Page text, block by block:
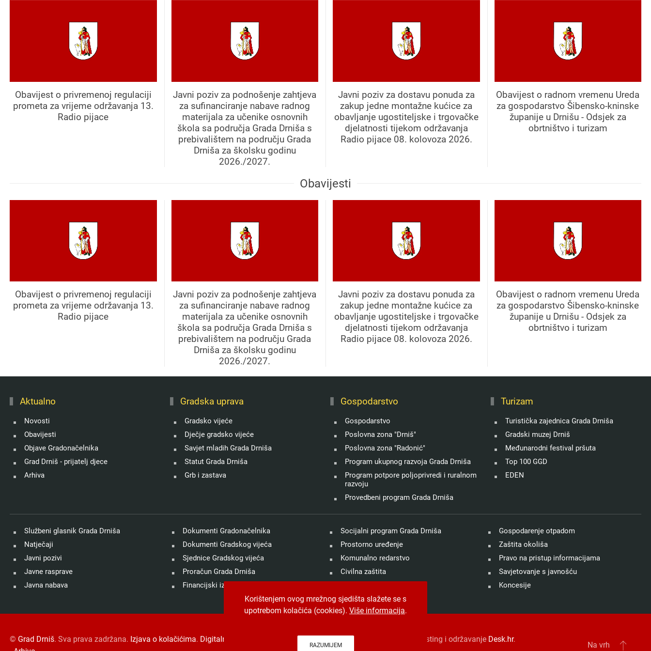
Obavijest o privremenoj regulaciji
prometa za vrijeme održavanja 13.
Radio pijace
Javni poziv za podnošenje zahtjeva
za sufinanciranje nabave radnog
materijala za učenike osnovnih
škola sa područja Grada Drniša s
prebivalištem na području Grada
Drniša za školsku godinu
2026./2027.
Javni poziv za dostavu ponuda za
zakup jedne montažne kućice za
obavljanje ugostiteljske i trgovačke
djelatnosti tijekom održavanja
Radio pijace 08. kolovoza 2026.
Obavijest o radnom vremenu Ureda
za gospodarstvo Šibensko-kninske
županije u Drnišu - Odsjek za
obrtništvo i turizam
Obavijesti
Obavijest o privremenoj regulaciji
prometa za vrijeme održavanja 13.
Radio pijace
Javni poziv za podnošenje zahtjeva
za sufinanciranje nabave radnog
materijala za učenike osnovnih
škola sa područja Grada Drniša s
prebivalištem na području Grada
Drniša za školsku godinu
2026./2027.
Javni poziv za dostavu ponuda za
zakup jedne montažne kućice za
obavljanje ugostiteljske i trgovačke
djelatnosti tijekom održavanja
Radio pijace 08. kolovoza 2026.
Obavijest o radnom vremenu Ureda
za gospodarstvo Šibensko-kninske
županije u Drnišu - Odsjek za
obrtništvo i turizam
Aktualno
Novosti
Obavijesti
Objave Gradonačelnika
Grad Drniš - prijatelj djece
Arhiva
Gradska uprava
Gradsko vijeće
Dječje gradsko vijeće
Savjet mladih Grada Drniša
Statut Grada Drniša
Grb i zastava
Gospodarstvo
Gospodarstvo
Poslovna zona "Drniš"
Poslovna zona "Radonić"
Program ukupnog razvoja Grada Drniša
Program potpore poljoprivredi i ruralnom
razvoju
Provedbeni program Grada Drniša
Turizam
Turistička zajednica Grada Drniša
Gradski muzej Drniš
Međunarodni festival pršuta
Top 100 GGD
EDEN
Službeni glasnik Grada Drniša
Natječaji
Javni pozivi
Javne rasprave
Javna nabava
Dokumenti Gradonačelnika
Dokumenti Gradskog vijeća
Sjednice Gradskog vijeća
Proračun Grada Drniša
Financijski izvještaji
Socijalni program Grada Drniša
Prostorno uređenje
Komunalno redarstvo
Civilna zaštita
Gospodarenje otpadom
Zaštita okoliša
Pravo na pristup informacijama
Savjetovanje s javnošću
Koncesije
© Grad Drniš. Sva prava zadržana. Izjava o kolačićima. Digitalna pristupačnost Jedinstveni digitalni pristupnik . Izrada, hosting i održavanje Desk.hr.
Na vrh
Korištenjem ovog mrežnog sjedišta slažete se s
upotrebom kolačića (cookies). Više informacija.
RAZUMIJEM